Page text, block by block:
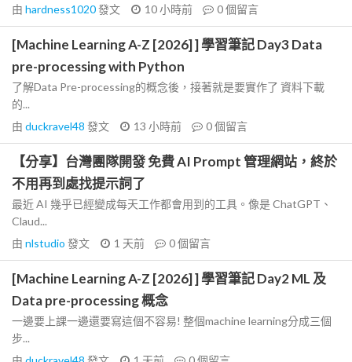
由 hardness1020發文 10 小時前 0個留言
[Machine Learning A-Z [2026] ] 學習筆記 Day3 Data
pre-processing with Python
了解Data Pre-processing的概念後，接著就是要實作了 資料下載
的...
由 duckravel48 發文 13 小時前 0個留言
【分享】台灣團隊開發 免費 AI Prompt 管理網站，終於
不用再到處找提示詞了
最近 AI 幾乎已經變成每天工作都會用到的工具。像是 ChatGPT、
Claud...
由 nlstudio 發文 1 天前 0個留言
[Machine Learning A-Z [2026] ] 學習筆記 Day2 ML 及
Data pre-processing 概念
一邊要上課一邊還要寫這個不容易! 整個machine learning分成三個
步...